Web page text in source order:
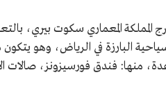
المملكة المعماري سكوت بيري،
منها: فندق فورسيزونز،